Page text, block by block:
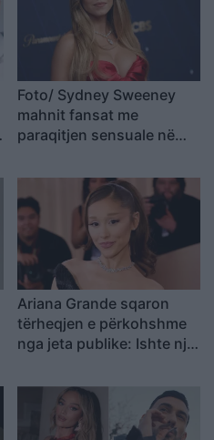
Foto/ Sydney Sweeney
mahnit fansat me
paraqitjen sensuale në
Ariana Grande sqaron
tërheqjen e përkohshme
nga jeta publike: Ishte një
kohësh